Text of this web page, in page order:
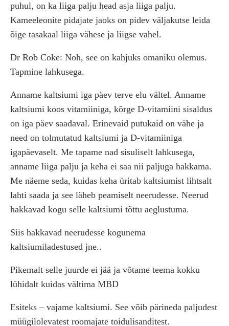
puhul, on ka liiga palju head asja liiga palju.
Kameeleonite pidajate jaoks on pidev väljakutse leida
õige tasakaal liiga vähese ja liigse vahel.
Dr Rob Coke: Noh, see on kahjuks omaniku olemus.
Tapmine lahkusega.
Anname kaltsiumi iga päev terve elu vältel. Anname
kaltsiumi koos vitamiiniga, kõrge D-vitamiini sisaldus
on iga päev saadaval. Erinevaid putukaid on vähe ja
need on tolmutatud kaltsiumi ja D-vitamiiniga
igapäevaselt. Me tapame nad sisuliselt lahkusega,
anname liiga palju ja keha ei saa nii paljuga hakkama.
Me näeme seda, kuidas keha üritab kaltsiumist lihtsalt
lahti saada ja see läheb peamiselt neerudesse. Neerud
hakkavad kogu selle kaltsiumi tõttu aeglustuma.
Siis hakkavad neerudesse kogunema
kaltsiumiladestused jne..
Pikemalt selle juurde ei jää ja võtame teema kokku
lühidalt kuidas vältima MBD
Esiteks – vajame kaltsiumi. See võib pärineda paljudest
müügilolevatest roomajate toidulisanditest.